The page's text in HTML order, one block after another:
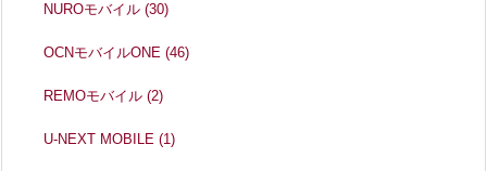
NUROモバイル(30)
OCNモバイルONE(46)
REMOモバイル(2)
U-NEXT MOBILE(1)